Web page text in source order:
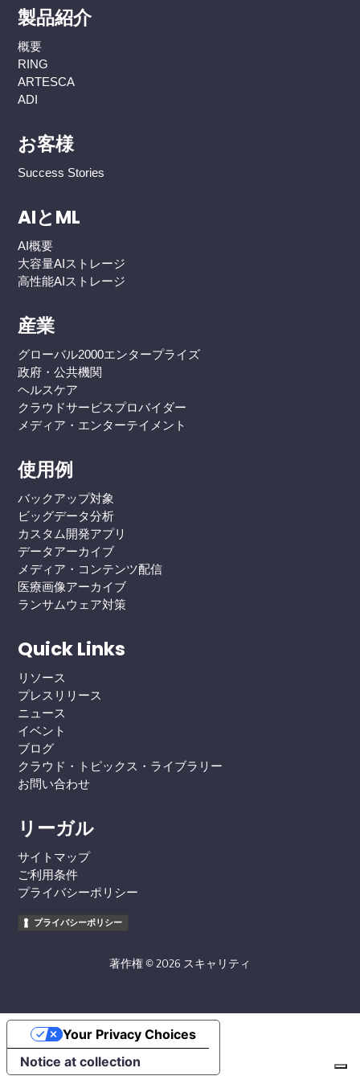
製品紹介
概要
RING
ARTESCA
ADI
お客様
Success Stories
AIとML
AI概要
大容量AIストレージ
高性能AIストレージ
産業
グローバル2000エンタープライズ
政府・公共機関
ヘルスケア
クラウドサービスプロバイダー
メディア・エンターテイメント
使用例
バックアップ対象
ビッグデータ分析
カスタム開発アプリ
データアーカイブ
メディア・コンテンツ配信
医療画像アーカイブ
ランサムウェア対策
Quick Links
リソース
プレスリリース
ニュース
イベント
ブログ
クラウド・トピックス・ライブラリー
お問い合わせ
リーガル
サイトマップ
ご利用条件
プライバシーポリシー
プライバシーポリシー
著作権 © 2026 スキャリティ
Notice at collection
Your Privacy Choices